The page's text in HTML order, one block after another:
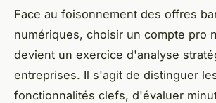
Face au foisonnement des offres
numériques, choisir un compte pro
devient un exercice d'analyse
entreprises. Il s'agit de distinguer
fonctionnalités clefs, d'évaluer